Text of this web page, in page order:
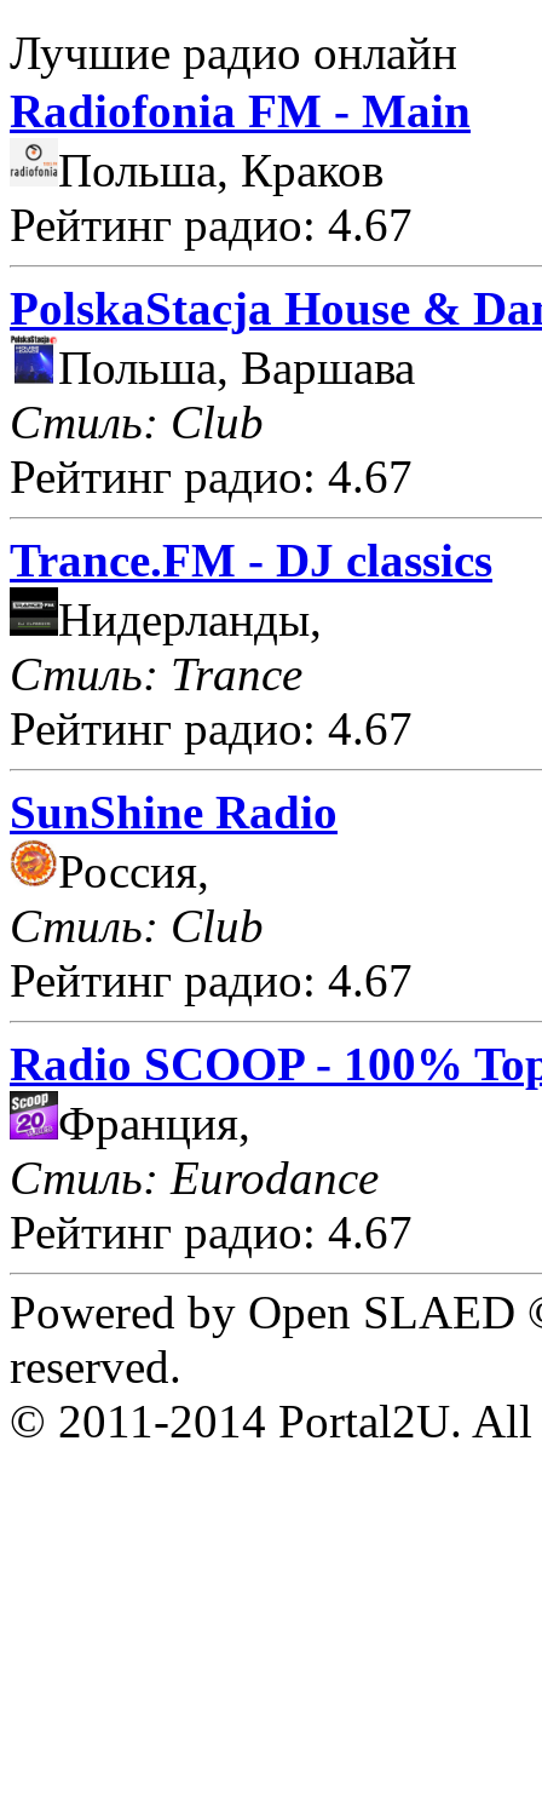
Лучшие радио онлайн
Radiofonia FM - Main
Польша, Краков
Рейтинг радио: 4.67
PolskaStacja House &
Польша, Варшава
Стиль: Club
Рейтинг радио: 4.67
Trance.FM - DJ classics
Нидерланды,
Стиль: Trance
Рейтинг радио: 4.67
SunShine Radio
Россия,
Стиль: Club
Рейтинг радио: 4.67
Radio SCOOP - 100%
Франция,
Стиль: Eurodance
Рейтинг радио: 4.67
Powered by Open
reserved.
© 2011-2014 Portal2U. All